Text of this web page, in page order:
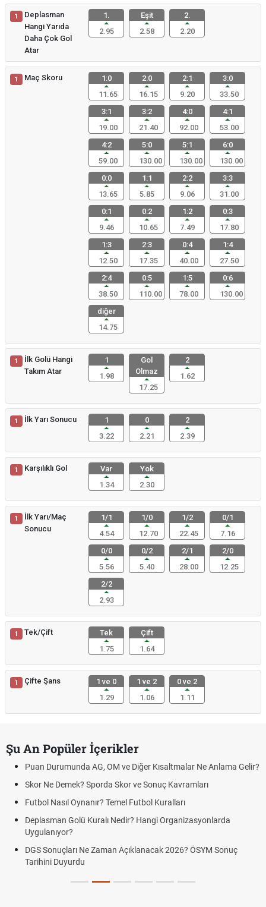
1
Deplasman
Hangi Yarıda
Daha Çok Gol
Atar
1.
2.95
Eşit
2.58
2.
2.20
1 Maç Skoru
1:0
11.65
2:0
16.15
2:1
9.20
3:0
33.50
3:1
19.00
3:2
21.40
4:0
92.00
4:1
53.00
4:2
59.00
5:0
130.00
5:1
130.00
6:0
130.00
0:0
13.65
1:1
5.85
2:2
9.06
3:3
31.00
0:1
9.46
0:2
10.65
1:2
7.49
0:3
17.80
1:3
12.50
2:3
17.35
0:4
40.00
1:4
27.50
2:4
38.50
0:5
110.00
1:5
78.00
0:6
130.00
diğer
14.75
1
İlk Golü Hangi
Takım Atar
1
1.98
Gol
Olmaz
17.25
2
1.62
1 İlk Yarı Sonucu
1
3.22
0
2.21
2
2.39
1 Karşılıklı Gol
Var
1.34
Yok
2.30
1
İlk Yarı/Maç
Sonucu
1/1
4.54
1/0
12.70
1/2
22.45
0/1
7.16
0/0
5.56
0/2
5.40
2/1
28.00
2/0
12.25
2/2
2.93
1 Tek/Çift
Tek
1.75
Çift
1.64
1 Çifte Şans
1 ve 0
1.29
1 ve 2
1.06
0 ve 2
1.11
Şu An Popüler İçerikler
Puan Durumunda AG, OM ve Diğer Kısaltmalar Ne Anlama Gelir?
Skor Ne Demek? Sporda Skor ve Sonuç Kavramları
Futbol Nasıl Oynanır? Temel Futbol Kuralları
Deplasman Golü Kuralı Nedir? Hangi Organizasyonlarda
Uygulanıyor?
DGS Sonuçları Ne Zaman Açıklanacak 2026? ÖSYM Sonuç
Tarihini Duyurdu